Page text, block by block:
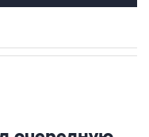
очередную
данных